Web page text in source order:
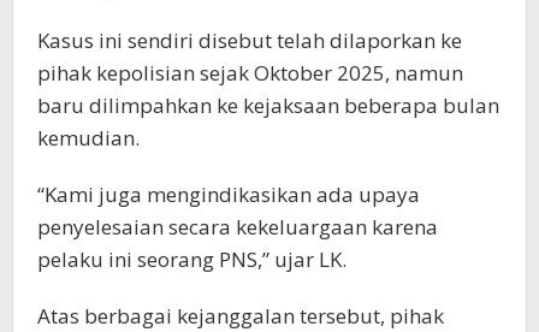
Kasus ini sendiri disebut telah dilaporkan ke
pihak kepolisian sejak Oktober 2025, namun
baru dilimpahkan ke kejaksaan beberapa bulan
kemudian.
“Kami juga mengindikasikan ada upaya
penyelesaian secara kekeluargaan karena
pelaku ini seorang PNS,” ujar LK.
Atas berbagai kejanggalan tersebut, pihak